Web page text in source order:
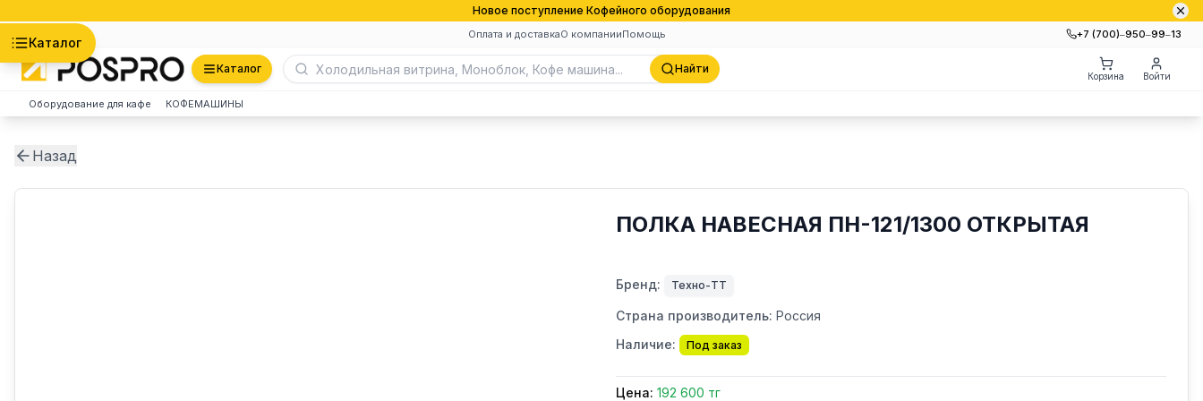
Новое поступление Кофейного оборудования
Оплата и доставкаО компанииПомощь +7 (700)‒950‒99‒13
Каталог
Каталог Найти
Корзина Войти
Оборудование для кафе КОФЕМАШИНЫ
Назад
ПОЛКА НАВЕСНАЯ ПН-121/1300 ОТКРЫТАЯ
Бренд: Техно-ТТ
Страна производитель: Россия
Наличие:
Под заказ
Цена: 192 600 тг